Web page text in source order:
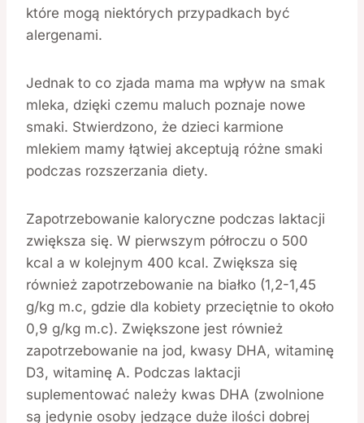
które mogą niektórych przypadkach być
alergenami.
Jednak to co zjada mama ma wpływ na smak
mleka, dzięki czemu maluch poznaje nowe
smaki. Stwierdzono, że dzieci karmione
mlekiem mamy łątwiej akceptują różne smaki
podczas rozszerzania diety.
Zapotrzebowanie kaloryczne podczas laktacji
zwiększa się. W pierwszym półroczu o 500
kcal a w kolejnym 400 kcal. Zwiększa się
również zapotrzebowanie na białko (1,2-1,45
g/kg m.c, gdzie dla kobiety przeciętnie to około
0,9 g/kg m.c). Zwiększone jest również
zapotrzebowanie na jod, kwasy DHA, witaminę
D3, witaminę A. Podczas laktacji
suplementować należy kwas DHA (zwolnione
są jedynie osoby jedzące duże ilości dobrej